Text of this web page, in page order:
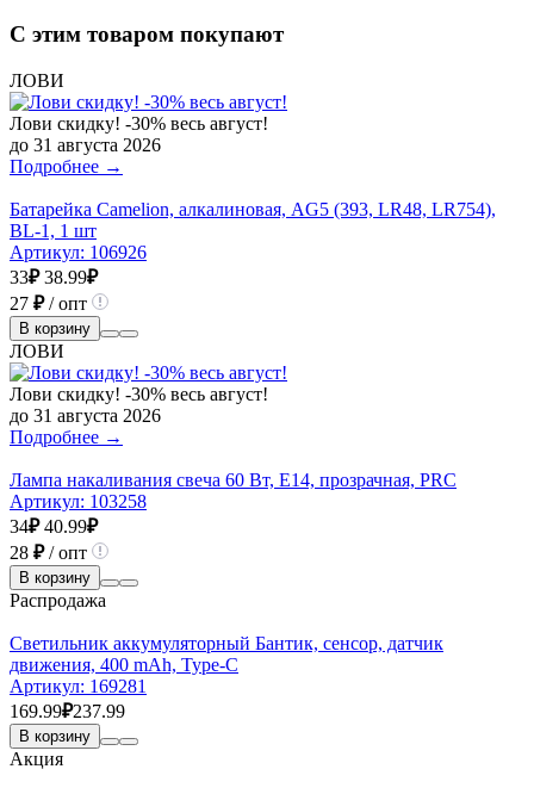
С этим товаром покупают
ЛОВИ
Лови скидку! -30% весь август!
до 31 августа 2026
Подробнее →
Батарейка Camelion, алкалиновая, AG5 (393, LR48, LR754),
BL-1, 1 шт
Артикул: 106926
33₽ 38.99₽
27 ₽/ опт
В корзину
ЛОВИ
Лови скидку! -30% весь август!
до 31 августа 2026
Подробнее →
Лампа накаливания свеча 60 Вт, E14, прозрачная, PRC
Артикул: 103258
34₽ 40.99₽
28 ₽/ опт
В корзину
Распродажа
Светильник аккумуляторный Бантик, сенсор, датчик
движения, 400 mAh, Type-C
Артикул: 169281
169.99₽237.99
В корзину
Акция